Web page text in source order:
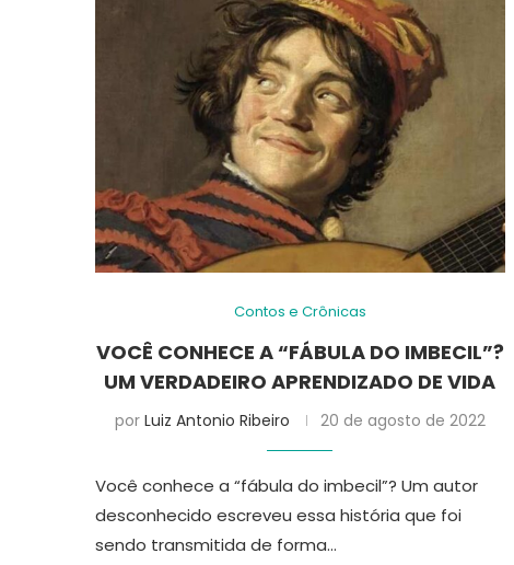
Contos e Crônicas
VOCÊ CONHECE A “FÁBULA DO IMBECIL”?
UM VERDADEIRO APRENDIZADO DE VIDA
por Luiz Antonio Ribeiro 20 de agosto de 2022
Você conhece a “fábula do imbecil”? Um autor
desconhecido escreveu essa história que foi
sendo transmitida de forma…